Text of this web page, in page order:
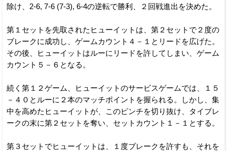
除け、2-6, 7-6 (7-3), 6-4の逆転で勝利、２回戦進出を決めた。
第１セットを先取されたヒューイットは、第２セットで２度の
ブレークに成功し、ゲームカウント４－１とリードを広げた。
その後、ヒューイットはルーにリードを許してしまい、ゲーム
カウント５－６となる。
続く第１２ゲーム、ヒューイットのサービスゲームでは、１５
－４０とルーに２本のマッチポイントを握られる。しかし、集
中を高めたヒューイットが、このピンチを切り抜け、タイブレ
ークの末に第２セットを奪い、セットカウント１－１とする。
第３セットでヒューイットは、１度ブレークを許すも、それを